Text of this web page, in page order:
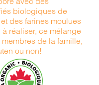
biologiques de
des farines moulues
réaliser, ce mélange
de la famille,
ou non!